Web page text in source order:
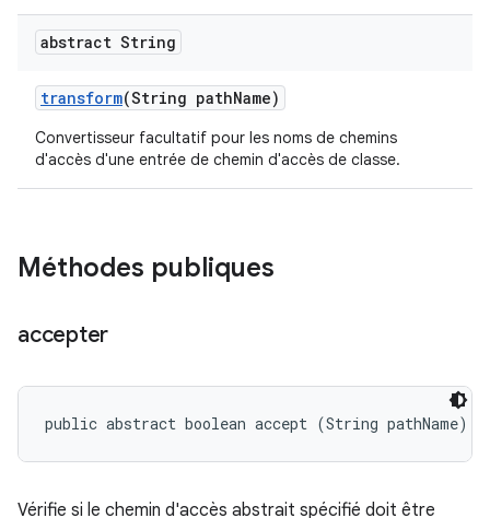
abstract String
transform(String pathName)
Convertisseur facultatif pour les noms de chemins
d'accès d'une entrée de chemin d'accès de classe.
Méthodes publiques
accepter
public abstract boolean accept (String pathName)
Vérifie si le chemin d'accès abstrait spécifié doit être